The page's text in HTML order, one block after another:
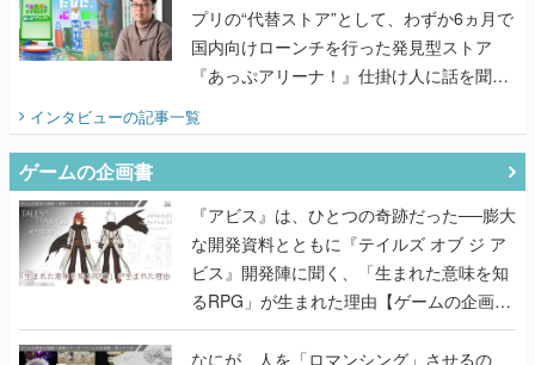
プリの“代替ストア”として、わずか6ヵ月で
国内向けローンチを行った発見型ストア
『あっぷアリーナ！』仕掛け人に話を聞い
てみた
インタビューの記事一覧
ゲームの企画書
『アビス』は、ひとつの奇跡だった──膨大
な開発資料とともに『テイルズ オブ ジ ア
ビス』開発陣に聞く、「生まれた意味を知
るRPG」が生まれた理由【ゲームの企画
書】
なにが、人を「ロマンシング」させるの